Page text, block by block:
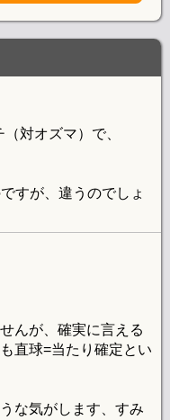
対オズマ）で、
すが、違うのでしょ
んが、確実に言える
直球=当たり確定とい
な気がします、すみ